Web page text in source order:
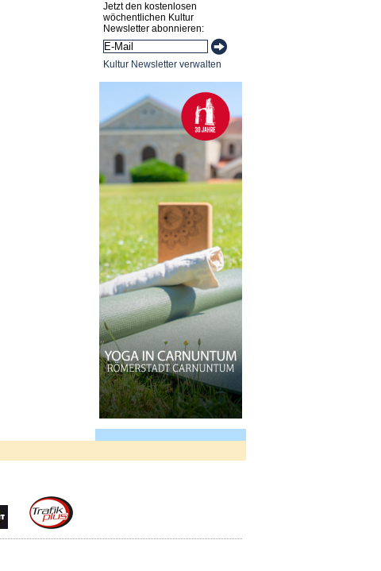
Jetzt den kostenlosen
wöchentlichen Kultur
Newsletter abonnieren:
Kultur Newsletter verwalten